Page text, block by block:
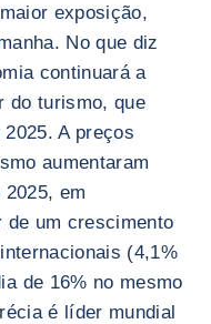
exposição,
No que diz
continuará a
do turismo, que
A preços
aumentaram
em
de um crescimento
(4,1%
de 16% no mesmo
é líder mundial